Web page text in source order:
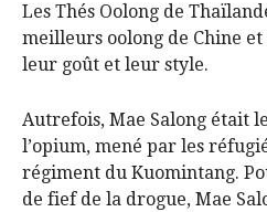
Les Thés Oolong de
meilleurs oolong de Chine
leur goût et leur style.
Autrefois, Mae Salong était
l’opium, mené par les
régiment du Kuomintang.
de fief de la drogue, Mae